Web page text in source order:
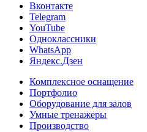
Вконтакте
Telegram
YouTube
Одноклассники
WhatsApp
Яндекс.Дзен
Комплексное оснащение
Портфолио
Оборудование для залов
Умные тренажеры
Производство